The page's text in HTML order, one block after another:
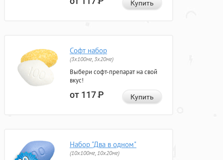
Купить
Софт набор
(3x100мг, 3x20мг)
Выбери софт-препарат на свой
вкус!
от 117Р Купить
Набор "Два в одном"
(10x100мг, 10x20мг)